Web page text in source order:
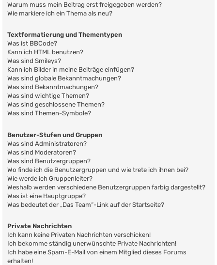
Warum muss mein Beitrag erst freigegeben werden?
Wie markiere ich ein Thema als neu?
Textformatierung und Thementypen
Was ist BBCode?
Kann ich HTML benutzen?
Was sind Smileys?
Kann ich Bilder in meine Beiträge einfügen?
Was sind globale Bekanntmachungen?
Was sind Bekanntmachungen?
Was sind wichtige Themen?
Was sind geschlossene Themen?
Was sind Themen-Symbole?
Benutzer-Stufen und Gruppen
Was sind Administratoren?
Was sind Moderatoren?
Was sind Benutzergruppen?
Wo finde ich die Benutzergruppen und wie trete ich ihnen bei?
Wie werde ich Gruppenleiter?
Weshalb werden verschiedene Benutzergruppen farbig dargestellt?
Was ist eine Hauptgruppe?
Was bedeutet der „Das Team“-Link auf der Startseite?
Private Nachrichten
Ich kann keine Privaten Nachrichten verschicken!
Ich bekomme ständig unerwünschte Private Nachrichten!
Ich habe eine Spam-E-Mail von einem Mitglied dieses Forums
erhalten!